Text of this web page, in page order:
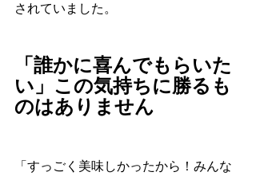
されていました。
「誰かに喜んでもらいた
い」この気持ちに勝るも
のはありません
「すっごく美味しかったから！みんな